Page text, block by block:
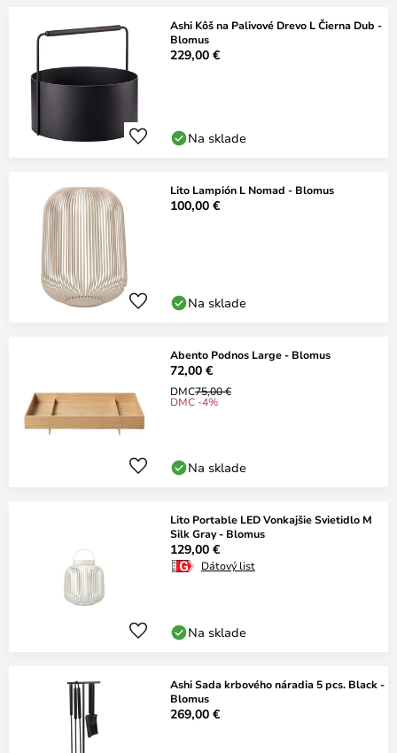
Ashi Kôš na Palivové Drevo L Čierna Dub -
Blomus
229,00 €
Na sklade
Lito Lampión L Nomad - Blomus
100,00 €
Na sklade
Abento Podnos Large - Blomus
72,00 €
DMC75,00 €
DMC -4%
Na sklade
Lito Portable LED Vonkajšie Svietidlo M
Silk Gray - Blomus
129,00 €
Dátový list
Na sklade
Ashi Sada krbového náradia 5 pcs. Black -
Blomus
269,00 €